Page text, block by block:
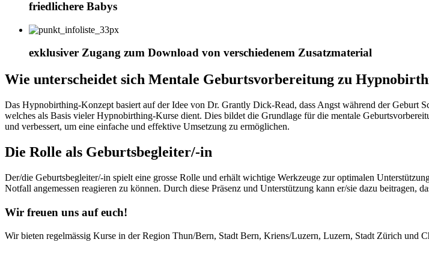
friedlichere Babys
exklusiver Zugang zum Download von verschiedenem Zusatzmaterial
Wie unterscheidet sich Mentale Geburtsvorbereitung zu
Das Hypnobirthing-Konzept basiert auf der Idee von Dr. Grantly Dick-Read, dass Angst während der Geburt
welches als Basis vieler Hypnobirthing-Kurse dient. Dies bildet die Grundlage für die mentale
und verbessert, um eine einfache und effektive Umsetzung zu ermöglichen.
Die Rolle als Geburtsbegleiter/-in
Der/die Geburtsbegleiter/-in spielt eine grosse Rolle und erhält wichtige Werkzeuge zur optimalen
Notfall angemessen reagieren zu können. Durch diese Präsenz und Unterstützung kann er/sie dazu
Wir freuen uns auf euch!
Wir bieten regelmässig Kurse in der Region Thun/Bern, Stadt Bern, Kriens/Luzern, Luzern, Stadt Zürich und